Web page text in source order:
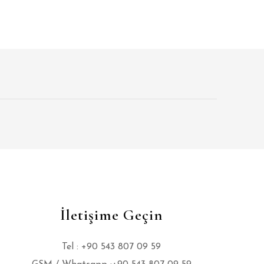
İletişime Geçin
Tel : +90 543 807 09 59